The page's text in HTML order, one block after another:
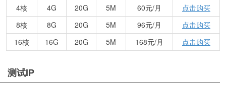
4核
4G 20G 5M 60元/月
点击购买
8核
8G 20G 5M 96元/月
点击购买
16核
16G 20G 5M 168元/月 点击购买
测试IP